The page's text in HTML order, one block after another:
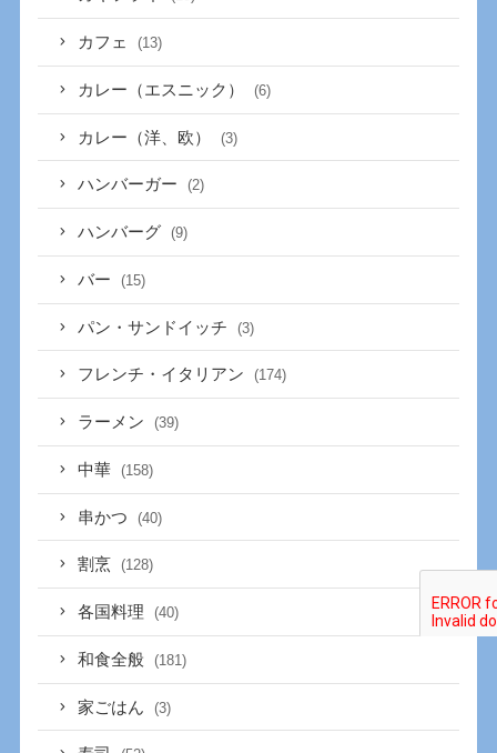
カフェ (13)
カレー（エスニック） (6)
カレー（洋、欧） (3)
ハンバーガー (2)
ハンバーグ (9)
バー (15)
パン・サンドイッチ (3)
フレンチ・イタリアン (174)
ラーメン (39)
中華 (158)
串かつ (40)
割烹 (128)
各国料理 (40)
和食全般 (181)
家ごはん (3)